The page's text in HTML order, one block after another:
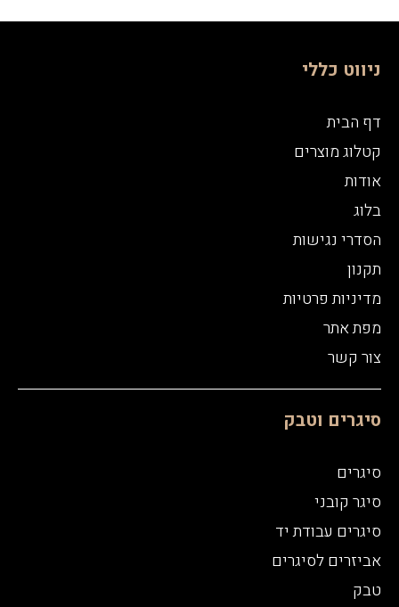
ניווט כללי
דף הבית
קטלוג מוצרים
אודות
בלוג
הסדרי נגישות
תקנון
מדיניות פרטיות
מפת אתר
צור קשר
סיגרים וטבק
סיגרים
סיגר קובני
סיגרים עבודת יד
אביזרים לסיגרים
טבק